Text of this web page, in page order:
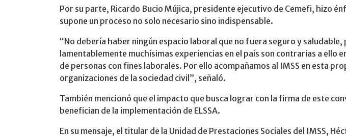
Por su parte, Ricardo Bucio Mújica, presidente ejecutivo de Cemefi, hizo
supone un proceso no solo necesario sino indispensable.
“No debería haber ningún espacio laboral que no fuera seguro y
lamentablemente muchísimas experiencias en el país son contrarias a
de personas con fines laborales. Por ello acompañamos al IMSS en esta
organizaciones de la sociedad civil”, señaló.
También mencionó que el impacto que busca lograr con la firma de este
benefician de la implementación de ELSSA.
En su mensaje, el titular de la Unidad de Prestaciones Sociales del IMSS,